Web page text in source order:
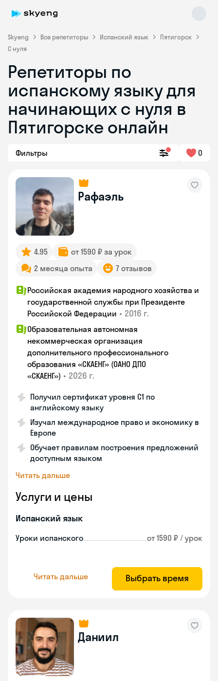
Skyeng Все репетиторы Испанский язык
Пятигорск
С нуля
Репетиторы по
испанскому языку для
начинающих с нуля в
Пятигорске онлайн
Фильтры 0
Рафаэль
4.95
от 1590 ₽ за урок
2 месяца опыта
7 отзывов
Российская академия народного хозяйства и
государственной службы при Президенте
Российской Федерации • 2016 г.
Образовательная автономная
некоммерческая организация
дополнительного профессионального
образования «СКАЕНГ» (ОАНО ДПО
«СКАЕНГ») • 2026 г.
Получил сертификат уровня С1 по
английскому языку
Изучал международное право и экономику в
Европе
Обучает правилам построения предложений
доступным языком
Читать дальше
Услуги и цены
Испанский язык
Уроки испанского от 1590 ₽ / урок
Читать дальше Выбрать время
Даниил
Skyeng Chat